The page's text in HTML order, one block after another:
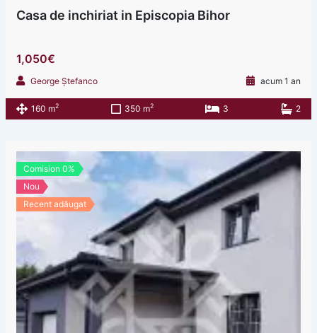
Casa de inchiriat in Episcopia Bihor
1,050€
George Ștefanco acum 1 an
160 m2 350 m2 3 2
Comision 0%
Nou
Recent adăugat